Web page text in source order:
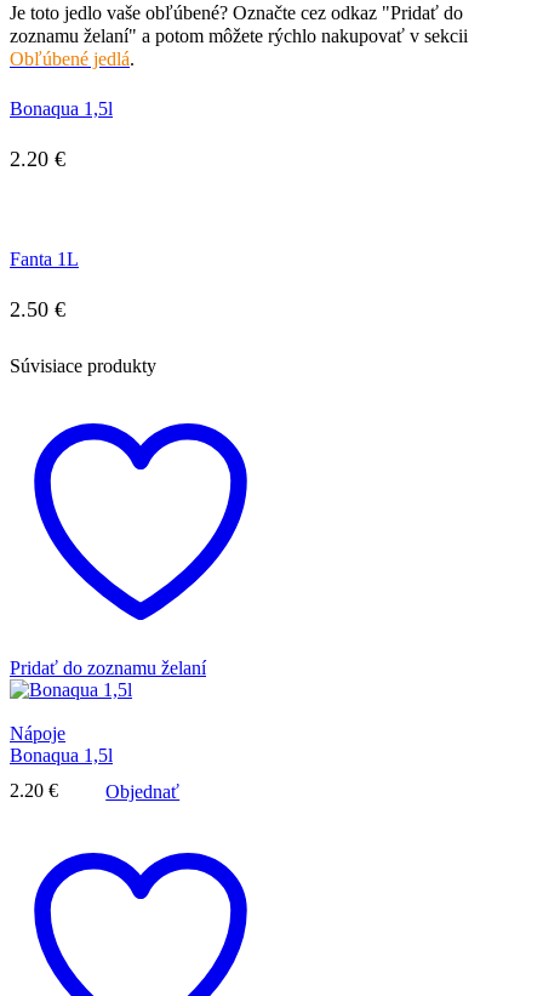
Je toto jedlo vaše obľúbené? Označte cez odkaz "Pridať do
zoznamu želaní" a potom môžete rýchlo nakupovať v sekcii
Obľúbené jedlá.
Bonaqua 1,5l
2.20 €
Fanta 1L
2.50 €
Súvisiace produkty
Pridať do zoznamu želaní
Nápoje
Bonaqua 1,5l
2.20 € Objednať